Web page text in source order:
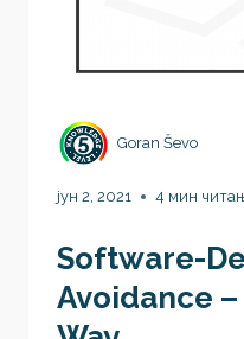
Goran Ševo
јун 2, 2021 4 мин
Software-
Avoidance